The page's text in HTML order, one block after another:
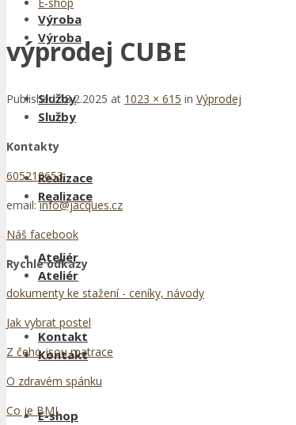
Výroba
Služby
Realizace
Ateliér
Kontakt
E-shop
Výroba
Služby
Realizace
Ateliér
Kontakt
výprodej CUBE
Published18.2.2025 at 1023 × 615 in Výprodej
Kontakty
605210653
email:info@jacques.cz
Náš facebook
Rychlé odkazy
dokumenty ke stažení - ceníky, návody
Jak vybrat postel
Z čeho jsou matrace
O zdravém spánku
Co je BMI